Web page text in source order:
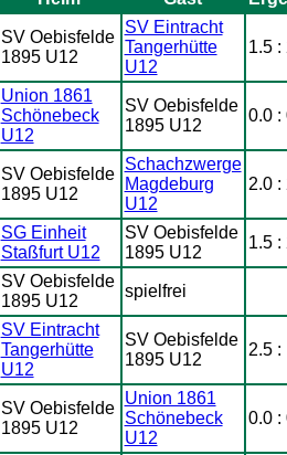
SV Oebisfelde
1895 U12
SV Eintracht
Tangerhütte
U12
1.5 :
Union 1861
Schönebeck
U12
SV Oebisfelde
1895 U12
0.0 :
SV Oebisfelde
1895 U12
Schachzwerge
Magdeburg
U12
2.0 :
SG Einheit
Staßfurt U12
SV Oebisfelde
1895 U12
1.5 :
SV Oebisfelde
1895 U12
spielfrei
SV Eintracht
Tangerhütte
U12
SV Oebisfelde
1895 U12
2.5 :
SV Oebisfelde
1895 U12
Union 1861
Schönebeck
U12
0.0 :